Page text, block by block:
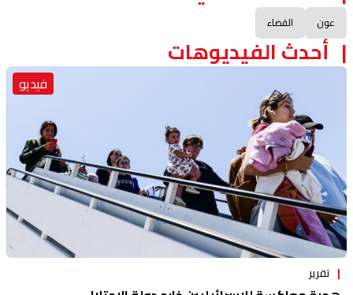
عون القضاء
أحدث الفيديوهات
فيديو
تقرير